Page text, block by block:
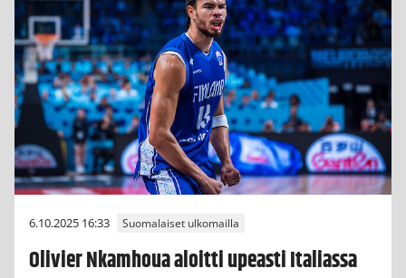
6.10.2025 16:33 Suomalaiset ulkomailla
Olivier Nkamhoua aloitti upeasti Italiassa